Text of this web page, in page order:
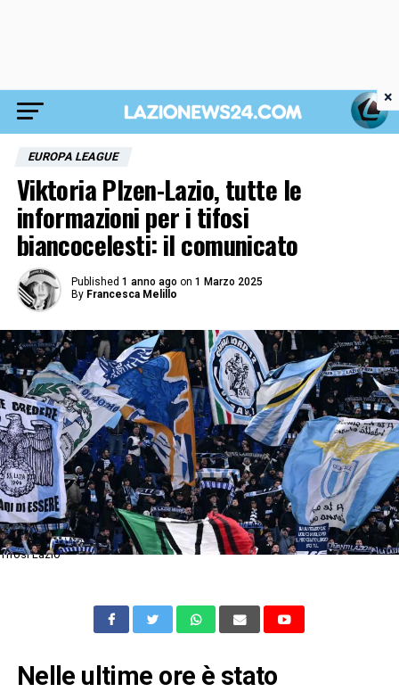
EUROPA LEAGUE
Viktoria Plzen-Lazio, tutte le
informazioni per i tifosi
biancocelesti: il comunicato
Published 1 anno ago on 1 Marzo 2025
By Francesca Melillo
Tifosi Lazio
Nelle ultime ore è stato
×